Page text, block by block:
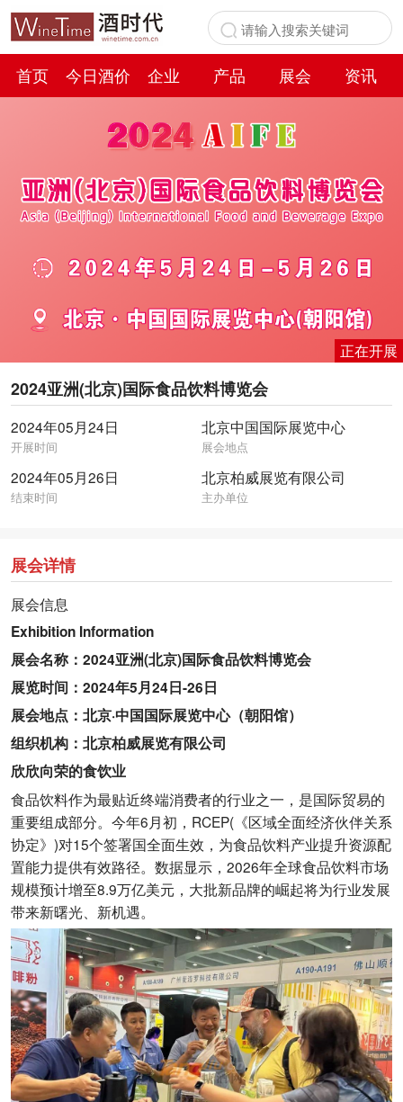
首页 今日酒价 企业 产品 展会
资讯
正在开展
2024亚洲(北京)国际食品饮料博览会
2024年05月24日
开展时间
北京中国国际展览中心
展会地点
2024年05月26日
结束时间
北京柏威展览有限公司
主办单位
展会详情
展会信息
Exhibition Information
展会名称：2024亚洲(北京)国际食品饮料博览会
展览时间：2024年5月24日-26日
展会地点：北京·中国国际展览中心（朝阳馆）
组织机构：北京柏威展览有限公司
欣欣向荣的食饮业
食品饮料作为最贴近终端消费者的行业之一，是国际贸易的
重要组成部分。今年6月初，RCEP(《区域全面经济伙伴关系
协定》)对15个签署国全面生效，为食品饮料产业提升资源配
置能力提供有效路径。数据显示，2026年全球食品饮料市场
规模预计增至8.9万亿美元，大批新品牌的崛起将为行业发展
带来新曙光、新机遇。